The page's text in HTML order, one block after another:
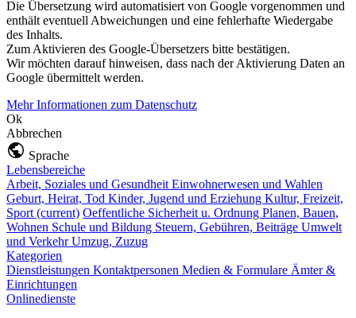
Die Übersetzung wird automatisiert von Google vorgenommen und
enthält eventuell Abweichungen und eine fehlerhafte Wiedergabe
des Inhalts.
Zum Aktivieren des Google-Übersetzers bitte bestätigen.
Wir möchten darauf hinweisen, dass nach der Aktivierung Daten an
Google übermittelt werden.
Mehr Informationen zum Datenschutz
Ok
Abbrechen
Sprache
Lebensbereiche
Arbeit, Soziales und Gesundheit Einwohnerwesen und Wahlen
Geburt, Heirat, Tod Kinder, Jugend und Erziehung Kultur, Freizeit,
Sport (current) Oeffentliche Sicherheit u. Ordnung Planen, Bauen,
Wohnen Schule und Bildung Steuern, Gebühren, Beiträge Umwelt
und VerkehrUmzug, Zuzug
Kategorien
Dienstleistungen Kontaktpersonen Medien & Formulare Ämter &
Einrichtungen
Onlinedienste